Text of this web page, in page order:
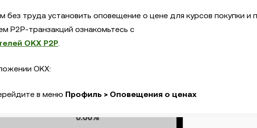
труда установить оповещение о цене для курсов покупки и
P2P-транзакций ознакомьтесь с
OKX P2P.
OKX:
в меню Профиль > Оповещения о ценах